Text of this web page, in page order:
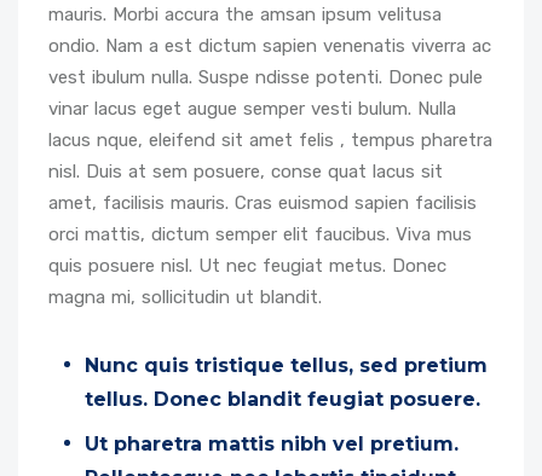
mauris. Morbi accura the amsan ipsum velitusa
ondio. Nam a est dictum sapien venenatis viverra ac
vest ibulum nulla. Suspe ndisse potenti. Donec pule
vinar lacus eget augue semper vesti bulum. Nulla
lacus nque, eleifend sit amet felis , tempus pharetra
nisl. Duis at sem posuere, conse quat lacus sit
amet, facilisis mauris. Cras euismod sapien facilisis
orci mattis, dictum semper elit faucibus. Viva mus
quis posuere nisl. Ut nec feugiat metus. Donec
magna mi, sollicitudin ut blandit.
Nunc quis tristique tellus, sed pretium
tellus. Donec blandit feugiat posuere.
Ut pharetra mattis nibh vel pretium.